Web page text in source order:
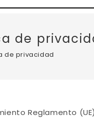
de
de privacidad
Reglamento